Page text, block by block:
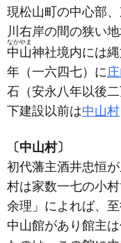
現松山町の中心部
川右岸の間の狭い
中山
なかやま
神社境内には
年 （一六四七） に
石 （安永八年以後
下建設以前は中山村
〔中山村〕
初代藩主酒井忠恒
村は家数一七の小
余理」によれば、
中山館があり館主